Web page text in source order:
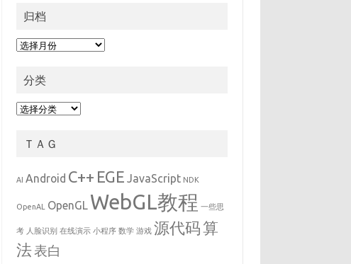
归档
归
分类
分
ＴＡＧ
AI Android C++ EGE JavaScript NDK
OpenAL OpenGL WebGL教程 一些思
考 人脸识别 在线演示 小程序 数学 游戏 源代码算
法表白